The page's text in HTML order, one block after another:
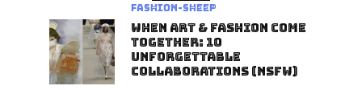
Fashion-Sheep
When art & fashion come
together: 10
Unforgettable
Collaborations (NSFW)